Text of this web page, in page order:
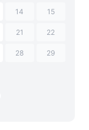
14 15
21 22
28 29